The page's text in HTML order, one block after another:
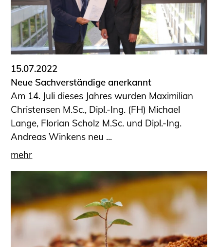
15.07.2022
Neue Sachverständige anerkannt
Am 14. Juli dieses Jahres wurden Maximilian
Christensen M.Sc., Dipl.-Ing. (FH) Michael
Lange, Florian Scholz M.Sc. und Dipl.-Ing.
Andreas Winkens neu ...
mehr